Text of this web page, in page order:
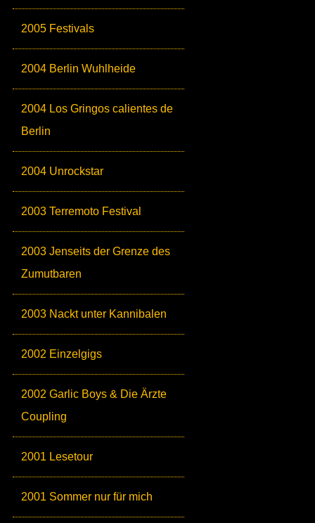
2005 Festivals
2004 Berlin Wuhlheide
2004 Los Gringos calientes de
Berlin
2004 Unrockstar
2003 Terremoto Festival
2003 Jenseits der Grenze des
Zumutbaren
2003 Nackt unter Kannibalen
2002 Einzelgigs
2002 Garlic Boys & Die Ärzte
Coupling
2001 Lesetour
2001 Sommer nur für mich